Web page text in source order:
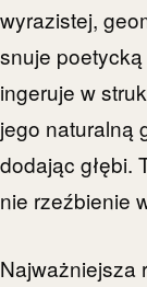
wyrazistej,
snuje
ingeruje w
jego naturalną
dodając głębi.
nie rzeźbienie
Najważniejsza